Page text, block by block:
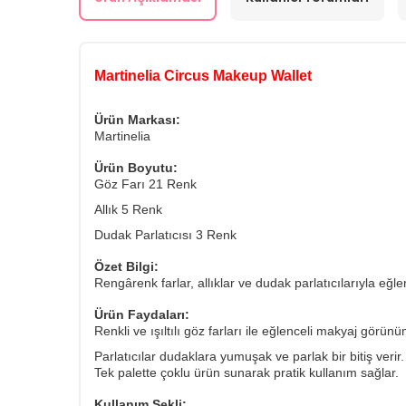
Martinelia Circus Makeup Wallet
Ürün Markası:
Martinelia
Ürün Boyutu:
Göz Farı 21 Renk
Allık 5 Renk
Dudak Parlatıcısı 3 Renk
Özet Bilgi:
Rengârenk farlar, allıklar ve dudak parlatıcılarıyla
Ürün Faydaları:
Renkli ve ışıltılı göz farları ile eğlenceli makyaj
Parlatıcılar dudaklara yumuşak ve parlak bir bitiş verir.
Tek palette çoklu ürün sunarak pratik kullanım sağlar.